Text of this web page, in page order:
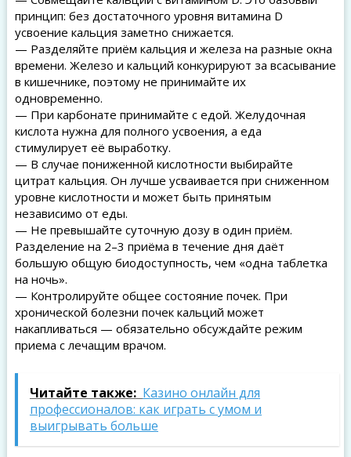
принцип: без достаточного уровня витамина D
усвоение кальция заметно снижается.
— Разделяйте приём кальция и железа на разные окна
времени. Железо и кальций конкурируют за всасывание
в кишечнике, поэтому не принимайте их
одновременно.
— При карбонате принимайте с едой. Желудочная
кислота нужна для полного усвоения, а еда
стимулирует её выработку.
— В случае пониженной кислотности выбирайте
цитрат кальция. Он лучше усваивается при сниженном
уровне кислотности и может быть принятым
независимо от еды.
— Не превышайте суточную дозу в один приём.
Разделение на 2–3 приёма в течение дня даёт
большую общую биодоступность, чем «одна таблетка
на ночь».
— Контролируйте общее состояние почек. При
хронической болезни почек кальций может
накапливаться — обязательно обсуждайте режим
приема с лечащим врачом.
Читайте также: Казино онлайн для
профессионалов: как играть с умом и
выигрывать больше